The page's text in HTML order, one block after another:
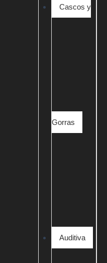
Cascos y
Gorras
Auditiva